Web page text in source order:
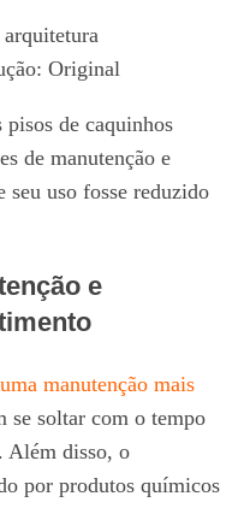
arquitetura
Original
de caquinhos
de manutenção e
seu uso fosse reduzido
e
manutenção mais
se soltar com o tempo
Além disso, o
por produtos químicos